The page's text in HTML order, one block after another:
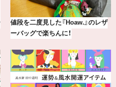
気分が上がる「フルラ」のアイウェ
アを「眼鏡市場」で探して。